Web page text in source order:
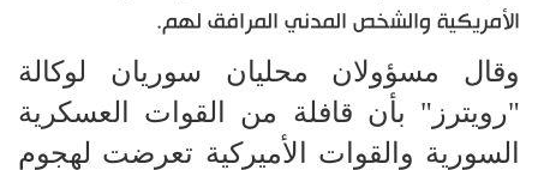
الأمريكية والشخص المدني المرافق لهم.
وقال مسؤولان محليان سوريان لوكالة
"رويترز" بأن قافلة من القوات العسكرية
السورية والقوات الأميركية تعرضت لهجوم